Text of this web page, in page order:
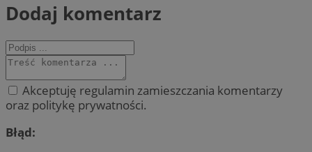
Dodaj komentarz
Akceptuję regulamin zamieszczania komentarzy
oraz politykę prywatności.
Błąd: